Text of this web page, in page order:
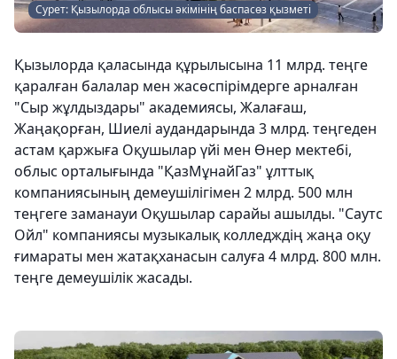
Сурет: Қызылорда облысы әкімінің баспасөз қызметі
Қызылорда қаласында құрылысына 11 млрд. теңге
қаралған балалар мен жасөспірімдерге арналған
"Сыр жұлдыздары" академиясы, Жалағаш,
Жаңақорған, Шиелі аудандарында 3 млрд. теңгеден
астам қаржыға Оқушылар үйі мен Өнер мектебі,
облыс орталығында "ҚазМұнайГаз" ұлттық
компаниясының демеушілігімен 2 млрд. 500 млн
теңгеге заманауи Оқушылар сарайы ашылды. "Саутс
Ойл" компаниясы музыкалық колледждің жаңа оқу
ғимараты мен жатақханасын салуға 4 млрд. 800 млн.
теңге демеушілік жасады.